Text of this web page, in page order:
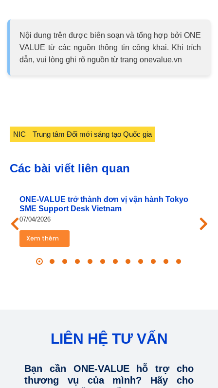
Nội dung trên được biên soạn và tổng hợp bởi ONE
VALUE từ các nguồn thông tin công khai. Khi trích
dẫn, vui lòng ghi rõ nguồn từ trang onevalue.vn
NIC Trung tâm Đổi mới sáng tạo Quốc gia
Các bài viết liên quan
ONE‑VALUE trở thành đơn vị vận hành Tokyo
SME Support Desk Vietnam
07/04/2026
Xem thêm
LIÊN HỆ TƯ VẤN
Bạn cần ONE-VALUE hỗ trợ cho
thương vụ của mình? Hãy cho